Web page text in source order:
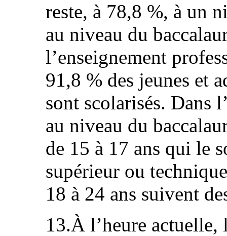
reste, à 78,8 %, à un
au niveau du
l’enseignement
91,8 % des jeunes et
sont scolarisés. Dans
au niveau du
de 15 à 17 ans qui le
supérieur ou
18 à 24 ans suivent
13.À l’heure actuelle,